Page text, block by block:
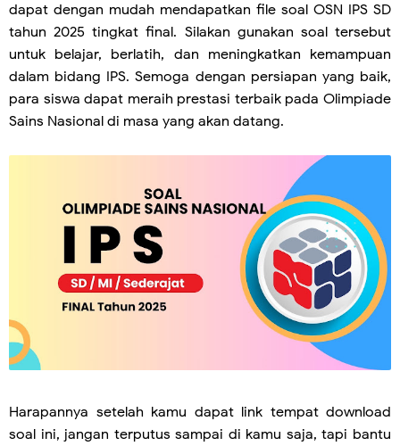
dapat dengan mudah mendapatkan file soal OSN IPS SD
tahun 2025 tingkat final. Silakan gunakan soal tersebut
untuk belajar, berlatih, dan meningkatkan kemampuan
dalam bidang IPS. Semoga dengan persiapan yang baik,
para siswa dapat meraih prestasi terbaik pada Olimpiade
Sains Nasional di masa yang akan datang.
Harapannya setelah kamu dapat link tempat download
soal ini, jangan terputus sampai di kamu saja, tapi bantu